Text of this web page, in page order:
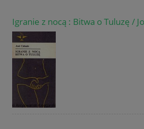
Igranie z nocą : Bitwa o Tuluzę /